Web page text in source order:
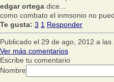
edgar ortega dice...
como combato el inmsonio no
Te gusta: 3 1 Responder
Publicado el 29 de ago, 2012 a las
Ver más comentarios
Escribe tu comentario
Nombre